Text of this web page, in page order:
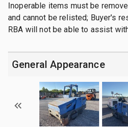
Inoperable items must be
and cannot be relisted; Buyer's
RBA will not be able to assist
General Appearance